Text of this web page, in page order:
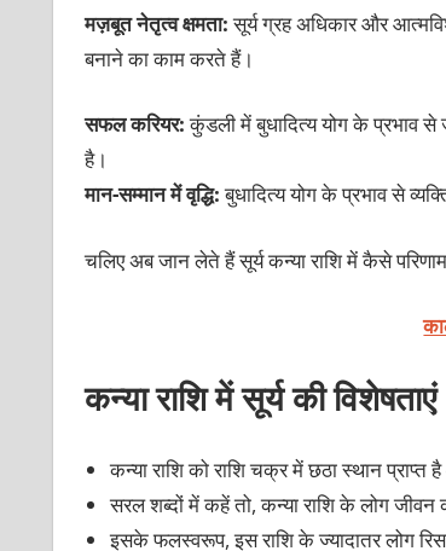
मज़बूत नेतृत्व क्षमता:सूर्य ग्रह अधिकार और
बनाने का काम करते हैं।
सफल करियर:कुंडली में बुधादित्य योग के प्रभाव से
है।
मान-सम्मान में वृद्धि:बुधादित्य योग के प्रभाव से
चलिए अब जान लेते हैं सूर्य कन्या राशि में कैसे
कन्या राशि में सूर्य की विशेषताएं
कन्या राशि को राशि चक्र में छठा स्थान प्राप्त
सरल शब्दों में कहें तो, कन्या राशि के लोग
इसके फलस्वरूप, इस राशि के ज्यादातर लोग